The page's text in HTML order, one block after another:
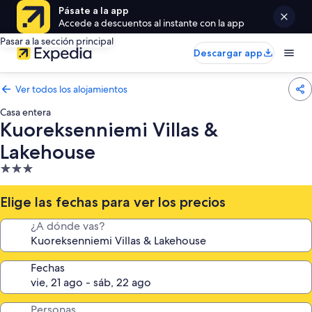
Pásate a la app
Accede a descuentos al instante con la app
Pasar a la sección principal
Descargar app
Ver todos los alojamientos
Casa entera
Kuoreksenniemi Villas &
Lakehouse
Alojamiento
de
3.0 estrellas
Elige las fechas para ver los precios
¿A dónde vas?
Fechas